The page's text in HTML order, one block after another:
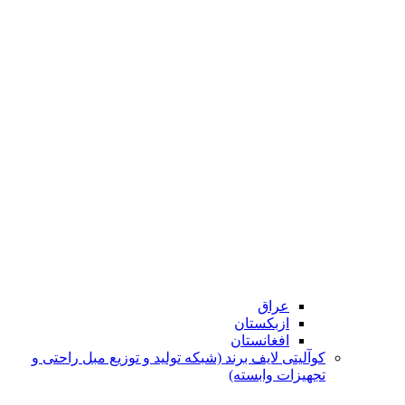
عراق
ازبکستان
افغانستان
کوآلیتی لایف برند (شبکه تولید و توزیع مبل راحتی و
تجهیزات وابسته)